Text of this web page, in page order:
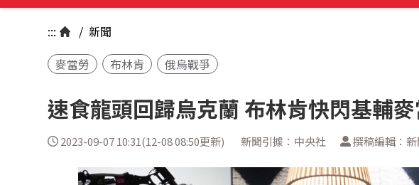
::: / 新聞
麥當勞
布林肯 俄烏戰爭
速食龍頭回歸烏克蘭 布林肯快閃基輔
2023-09-07 10:31(12-08 08:50更新) 新聞引據：中央社 撰稿編輯：